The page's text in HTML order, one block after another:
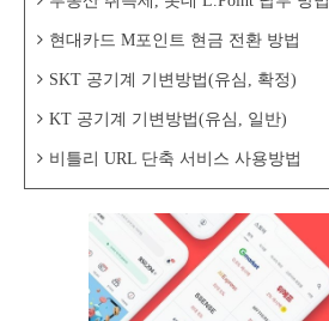
현대카드 M포인트 현금 전환 방법
SKT 공기계 기변방법(유심, 확정)
KT 공기계 기변방법(유심, 일반)
비틀리 URL 단축 서비스 사용방법